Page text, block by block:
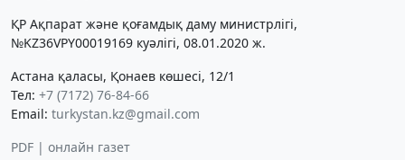
ҚР Ақпарат және қоғамдық даму министрлігі,
№KZ36VPY00019169 куәлігі, 08.01.2020 ж.
Астана қаласы, Қонаев көшесі, 12/1
Тел: +7 (7172) 76-84-66
Email: turkystan.kz@gmail.com
PDF | онлайн газет